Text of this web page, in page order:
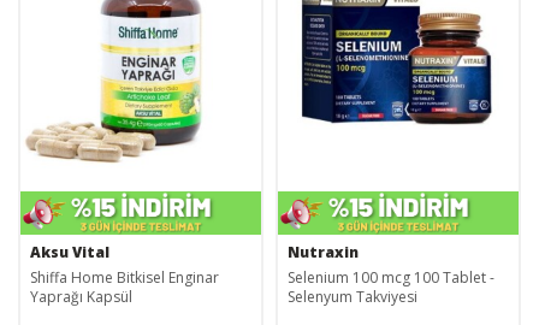
Aksu Vital
Shiffa Home Bitkisel Enginar
Yaprağı Kapsül
Nutraxin
Selenium 100 mcg 100 Tablet -
Selenyum Takviyesi